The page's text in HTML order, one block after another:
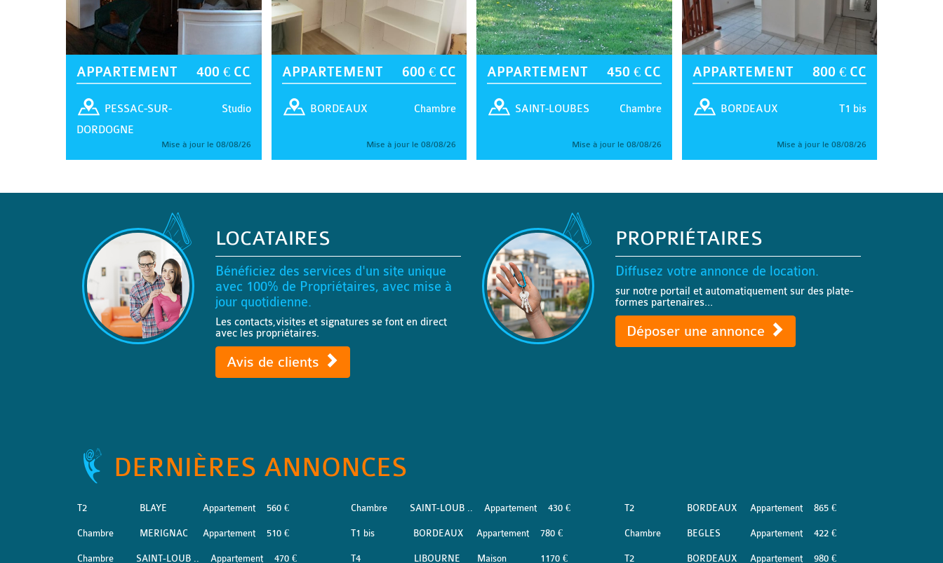
APPARTEMENT 400 € CC
Studio
PESSAC-SUR-
DORDOGNE
Mise à jour le 08/08/26
APPARTEMENT 600 € CC
Chambre
BORDEAUX
Mise à jour le 08/08/26
APPARTEMENT 450 € CC
Chambre
SAINT-LOUBES
Mise à jour le 08/08/26
APPARTEMENT 800 € CC
T1 bis
BORDEAUX
Mise à jour le 08/08/26
LOCATAIRES
Bénéficiez des services d'un site unique
avec 100% de Propriétaires, avec mise à
jour quotidienne.
Les contacts,visites et signatures se font en direct
avec les propriétaires.
Avis de clients
PROPRIÉTAIRES
Diffusez votre annonce de location.
sur notre portail et automatiquement sur des plate-
formes partenaires...
Déposer une annonce
DERNIÈRES ANNONCES
T2 BLAYE Appartement 560 €
Chambre MERIGNAC Appartement 510 €
Chambre SAINT-LOUB .. Appartement 470 €
Chambre SAINT-LOUB .. Appartement 430 €
T1 bis BORDEAUX Appartement 780 €
T4 LIBOURNE Maison 1170 €
T2 BORDEAUX Appartement 865 €
Chambre BEGLES Appartement 422 €
T2 BORDEAUX Appartement 980 €